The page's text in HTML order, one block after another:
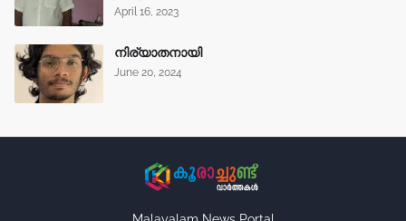
April 16, 2023
നിര്യാതനായി
June 20, 2024